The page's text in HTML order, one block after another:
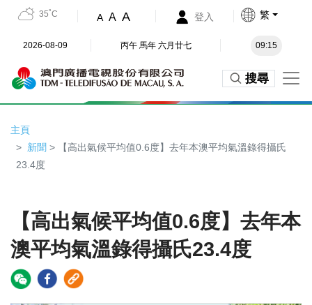
35˚C A A A 登入 繁
2026-08-09 丙午 馬年 六月廿七 09:15
搜尋
主頁
新聞 > 【高出氣候平均值0.6度】去年本澳平均氣溫錄得攝氏
23.4度
【高出氣候平均值0.6度】去年本
澳平均氣溫錄得攝氏23.4度